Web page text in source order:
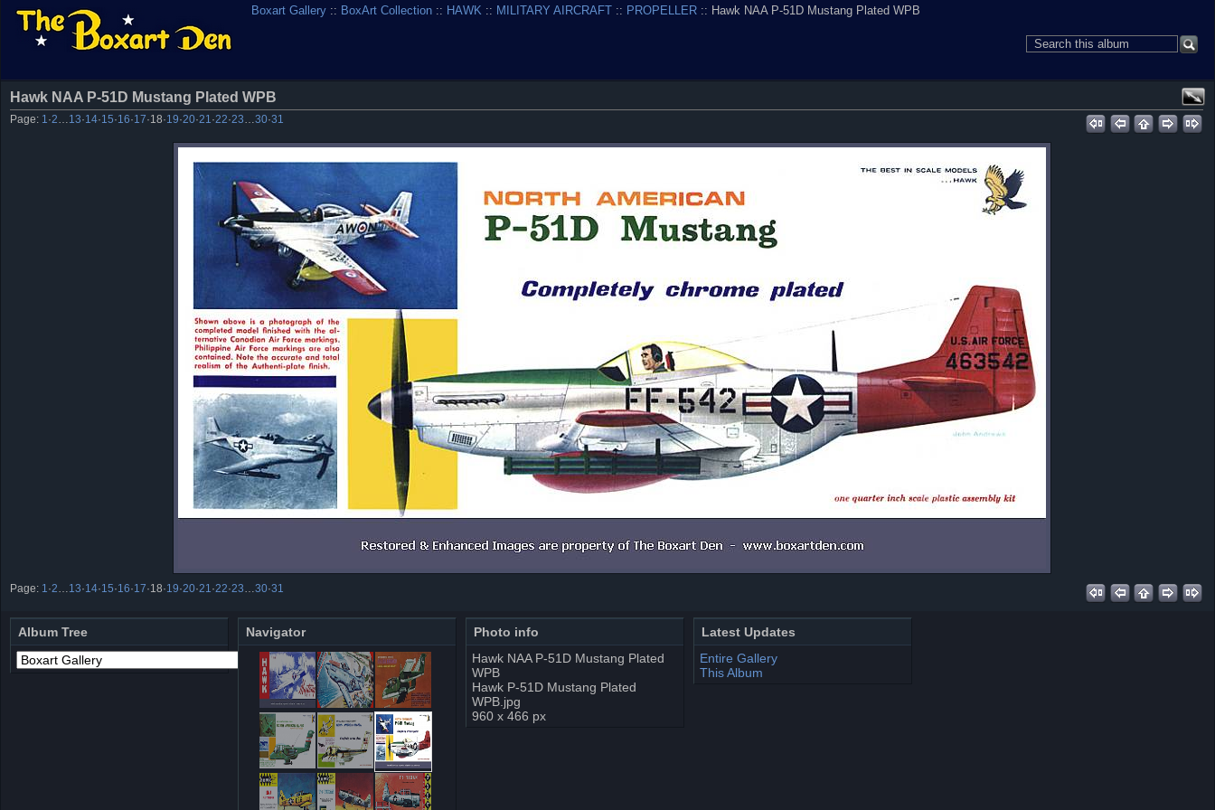
Boxart Gallery :: BoxArt Collection :: HAWK :: MILITARY AIRCRAFT :: PROPELLER :: Hawk NAA P-51D Mustang Plated WPB
Hawk NAA P-51D Mustang Plated WPB
Page: 1 ·2 13·14·15·16·17·18·19·20·21 ·22·23 30·31
Page: 1 ·2 13·14·15·16·17·18·19·20·21 ·22·23 30·31
Album Tree Navigator
Photo info
Hawk NAA P-51D Mustang Plated
WPB
Hawk P-51D Mustang Plated
WPB.jpg
960 x 466 px
Latest Updates
Entire Gallery
This Album